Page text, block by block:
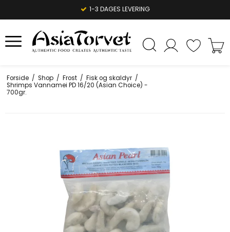
1-3 DAGES LEVERING
Forside / Shop / Frost / Fisk og skaldyr /
Shrimps Vannamei PD 16/20 (Asian Choice) -
700gr.